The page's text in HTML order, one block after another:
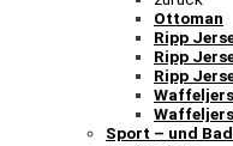
Ottoman
Ripp
Ripp
Ripp
Sport – und